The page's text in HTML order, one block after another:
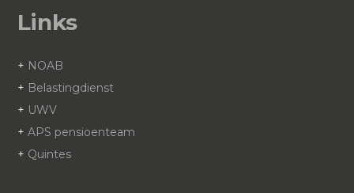
Links
+ NOAB
+ Belastingdienst
+ UWV
+APS pensioenteam
+ Quintes